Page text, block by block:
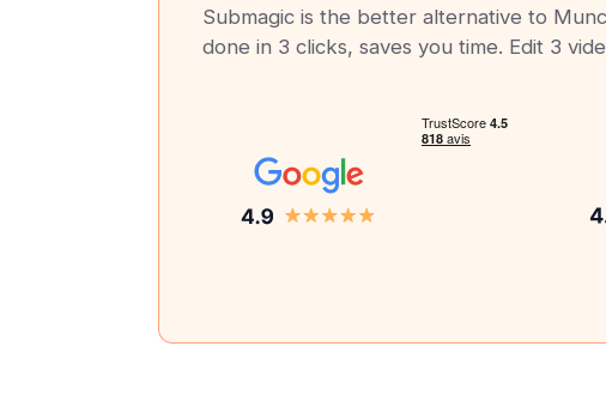
Submagic is the better alternative to
done in 3 clicks, saves you time. Edit 3